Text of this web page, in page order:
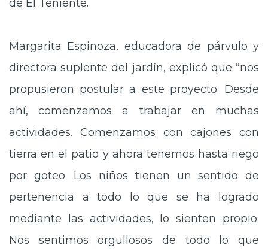
de El Teniente.
Margarita Espinoza, educadora de párvulo y
directora suplente del jardín, explicó que “nos
propusieron postular a este proyecto. Desde
ahí, comenzamos a trabajar en muchas
actividades. Comenzamos con cajones con
tierra en el patio y ahora tenemos hasta riego
por goteo. Los niños tienen un sentido de
pertenencia a todo lo que se ha logrado
mediante las actividades, lo sienten propio.
Nos sentimos orgullosos de todo lo que